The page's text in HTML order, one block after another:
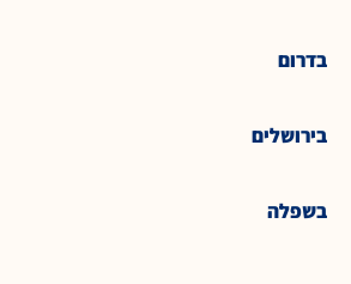
בדרום
בירושלים
בשפלה